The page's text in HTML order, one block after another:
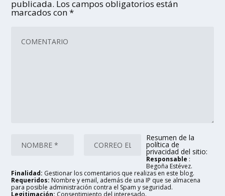
publicada. Los campos obligatorios están
marcados con*
Resumen de la
política de
privacidad del sitio:
Responsable :
Begoña Estévez.
Finalidad: Gestionar los comentarios que realizas en este blog.
Requeridos: Nombre y email, además de una IP que se almacena
para posible administración contra el Spam y seguridad.
Legitimación: Consentimiento del interesado.